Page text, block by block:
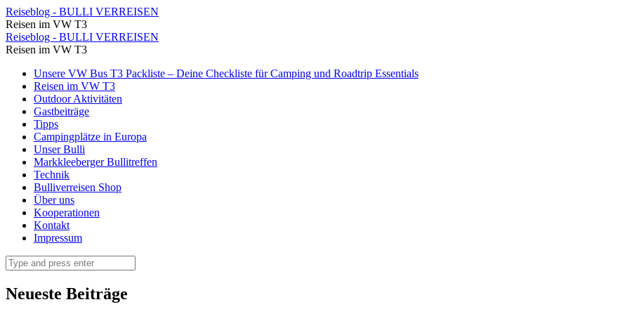
⋆
Reiseblog
-
BULLI
VERREISEN
Reiseblog - BULLI VERREISEN
Reisen im VW T3
⋆
Reiseblog
BULLI
VERREISEN
Reiseblog - BULLI VERREISEN
Reisen im VW T3
Skip
content
Unsere VW Bus T3 Packliste – Deine Checkliste für Camping und Roadtrip Essentials
Reisen im VW T3
Outdoor Aktivitäten
Gastbeiträge
Tipps
Campingplätze in Europa
Unser Bulli
Markkleeberger Bullitreffen
Technik
Bulliverreisen Shop
Über uns
Kooperationen
Kontakt
Impressum
Search
Neueste Beiträge